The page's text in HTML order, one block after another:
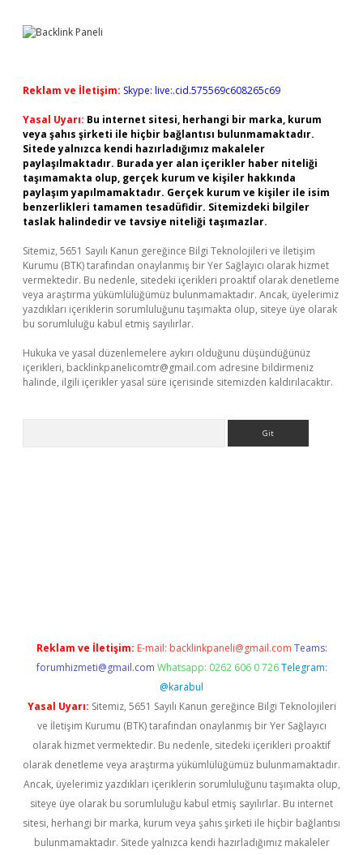
Reklam ve İletişim: Skype: live:.cid.575569c608265c69
Yasal Uyarı: Bu internet sitesi, herhangi bir marka, kurum
veya şahıs şirketi ile hiçbir bağlantısı bulunmamaktadır.
Sitede yalnızca kendi hazırladığımız makaleler
paylaşılmaktadır. Burada yer alan içerikler haber niteliği
taşımamakta olup, gerçek kurum ve kişiler hakkında
paylaşım yapılmamaktadır. Gerçek kurum ve kişiler ile isim
benzerlikleri tamamen tesadüfidir. Sitemizdeki bilgiler
taslak halindedir ve tavsiye niteliği taşımazlar.
Sitemiz, 5651 Sayılı Kanun gereğince Bilgi Teknolojileri ve İletişim
Kurumu (BTK) tarafından onaylanmış bir Yer Sağlayıcı olarak hizmet
vermektedir. Bu nedenle, sitedeki içerikleri proaktif olarak denetleme
veya araştırma yükümlülüğümüz bulunmamaktadır. Ancak, üyelerimiz
yazdıkları içeriklerin sorumluluğunu taşımakta olup, siteye üye olarak
bu sorumluluğu kabul etmiş sayılırlar.
Hukuka ve yasal düzenlemelere aykırı olduğunu düşündüğünüz
içerikleri, backlinkpanelicomtr@gmail.com adresine bildirmeniz
halinde, ilgili içerikler yasal süre içerisinde sitemizden kaldırılacaktır.
Reklam ve İletişim: E-mail: backlinkpaneli@gmail.com Teams:
forumhizmeti@gmail.com Whatsapp: 0262 606 0 726 Telegram:
@karabul
Yasal Uyarı: Sitemiz, 5651 Sayılı Kanun gereğince Bilgi Teknolojileri
ve İletişim Kurumu (BTK) tarafından onaylanmış bir Yer Sağlayıcı
olarak hizmet vermektedir. Bu nedenle, sitedeki içerikleri proaktif
olarak denetleme veya araştırma yükümlülüğümüz bulunmamaktadır.
Ancak, üyelerimiz yazdıkları içeriklerin sorumluluğunu taşımakta olup,
siteye üye olarak bu sorumluluğu kabul etmiş sayılırlar. Bu internet
sitesi, herhangi bir marka, kurum veya şahıs şirketi ile hiçbir bağlantısı
bulunmamaktadır. Sitede yalnızca kendi hazırladığımız makaleler